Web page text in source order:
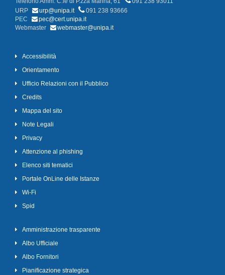
URP
urp@unipa.it
091 238 93666
PEC
pec@cert.unipa.it
Webmaster
webmaster@unipa.it
Accessibilità
Orientamento
Ufficio Relazioni con il Pubblico
Credits
Mappa del sito
Note Legali
Privacy
Attenzione al phishing
Elenco siti tematici
Portale OnLine delle Istanze
Wi-Fi
Spid
Amministrazione trasparente
Albo Ufficiale
Albo Fornitori
Pianificazione strategica